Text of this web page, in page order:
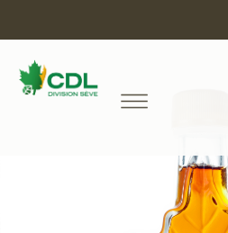
Notre site d'achats
bientôt disponible!!
Merci de votre